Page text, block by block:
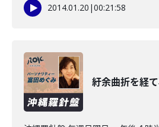
2014.01.20 |00:21:58
紆余曲折を経